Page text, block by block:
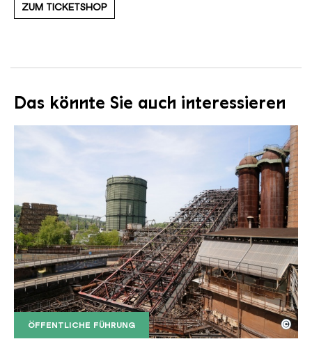
ZUM TICKETSHOP
Das könnte Sie auch interessieren
ÖFFENTLICHE FÜHRUNG
Der Erzschrägaufzug der Völklinger Hütte mit
Copyright: Weltkulturerbe Völklinger Hütte | Karl
©